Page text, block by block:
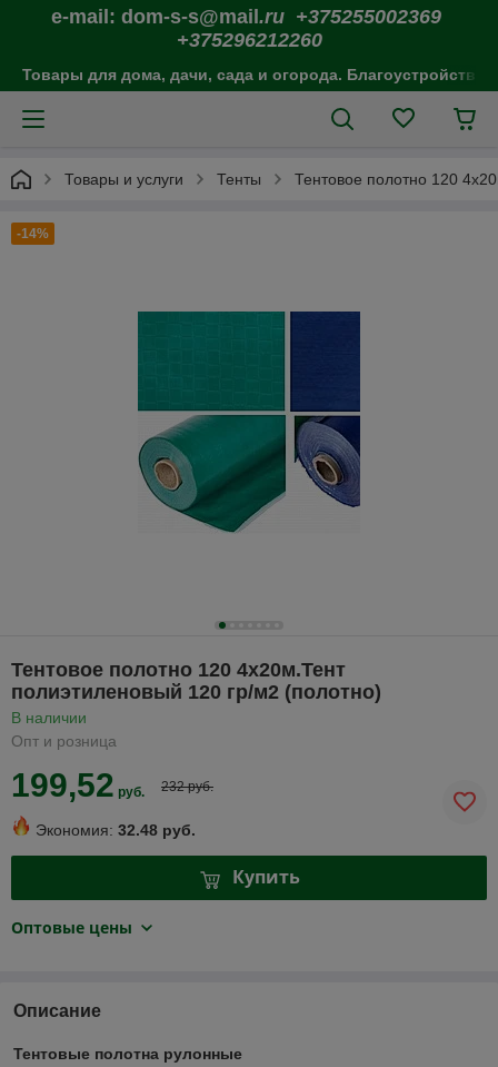
e-mail: dom-s-s@mail .ru +375255002369
+375296212260
Товары для дома, дачи, сада и огорода. Благоустройство
Товары и услуги Тенты Тентовое полотно 120
-14%
Тентовое полотно 120 4х20м.Тент
полиэтиленовый 120 гр/м2 (полотно)
В наличии
Опт и розница
199,52 руб. 232 руб.
Экономия: 32.48 руб.
Купить
Оптовые цены
Описание
Тентовые полотна рулонные